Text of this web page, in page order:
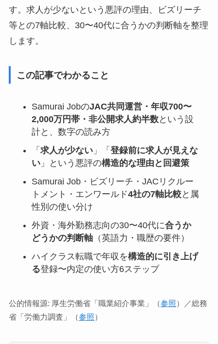
す。求人が少ないという悪評の理由、ビズリーチ
等との7軸比較、30〜40代に合うかの判断軸を整理
します。
この記事でわかること
Samurai JobのJAC共同運営・年収700〜
2,000万円帯・非公開求人約半数という設
計と、数字の読み方
「 求人が少ない」「 登録前に求人が見えな
い」という悪評の構造的な理由と回避策
Samurai Job・ビズリーチ・JACリクルー
トメント・エンワールド4社の7軸比較と属
性別の使い分け
外資・海外勤務志向の30〜40代に合うか
どうかの判断軸（英語力・職歴の要件）
ハイクラス転職で年収を構造的に引き上げ
る登録〜内定の使い方6ステップ
公的情報源: 厚生労働省「職業紹介事業」（参照）／総務
省「労働力調査」（参照）